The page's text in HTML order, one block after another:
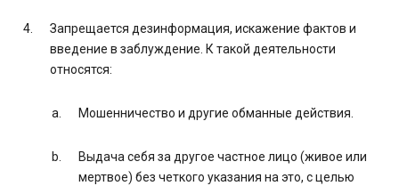
Запрещается дезинформация, искажение фактов и
введение в заблуждение. К такой деятельности
относятся:
Мошенничество и другие обманные действия.
Выдача себя за другое частное лицо (живое или
мертвое) без четкого указания на это, с целью